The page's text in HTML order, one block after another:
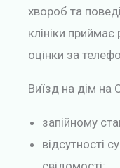
хвороб та
клініки приймає
оцінки за
Виїзд на дім на
запійному
відсутності